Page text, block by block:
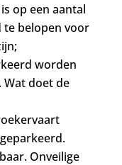
op een aantal
te belopen voor
worden
Wat doet de
Onveilige